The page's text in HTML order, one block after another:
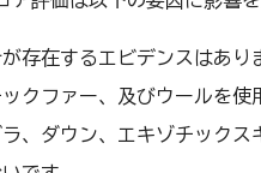
存在するエビデンスはあり
クファー、及びウールを使
、ダウン、エキゾチック